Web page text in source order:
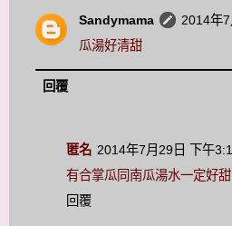
Sandymama
2014年
瓜湯好清甜
回覆
匿名 2014年7月29日 下午
有合掌瓜同南瓜湯水一定好
回覆